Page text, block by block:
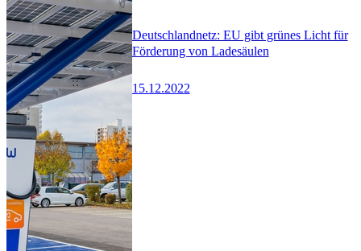
Deutschlandnetz: EU gibt grünes Licht für
Förderung von Ladesäulen
15.12.2022